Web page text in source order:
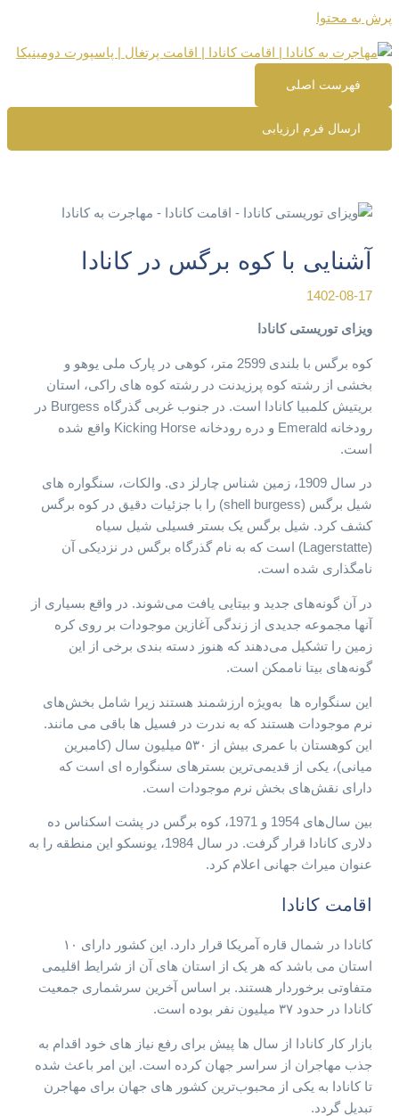
پرش به محتوا
فهرست اصلی
ارسال فرم ارزیابی
آشنایی با کوه برگس در کانادا
1402-08-17
ویزای توریستی کانادا
کوه برگس با بلندی 2599 متر، کوهی در پارک ملی یوهو و
بخشی از رشته کوه پرزیدنت در رشته کوه های راکی، استان
بریتیش کلمبیا ​​کانادا است. در جنوب غربی گذرگاه Burgess در
رودخانه Emerald و دره رودخانه Kicking Horse واقع شده
است.
در سال 1909، زمین شناس چارلز دی. والکات، سنگواره های
شیل برگس (shell burgess) را با جزئیات دقیق در کوه برگس
کشف کرد. شیل برگس یک بستر فسیلی شیل سیاه
(Lagerstatte) است که به نام گذرگاه برگس در نزدیکی آن
نامگذاری شده است.
در آن گونه‌های جدید و بیتایی یافت می‌شوند. در واقع بسیاری از
آنها مجموعه جدیدی از زندگی آغازین موجودات بر روی کره
زمین را تشکیل می‌دهند که هنوز دسته بندی برخی از این
گونه‌های بیتا ناممکن است.
این سنگواره ها به‌ویژه ارزشمند هستند زیرا شامل بخش‌های
نرم موجودات هستند که به ندرت در فسیل ها باقی می مانند.
این کوهستان با عمری بیش از ۵۳۰ میلیون سال (کامبرین
میانی)، یکی از قدیمی‌ترین بسترهای سنگواره ای است که
دارای نقش‌های بخش نرم موجودات است.
بین سال‌های 1954 و 1971، کوه برگس در پشت اسکناس ده
دلاری کانادا قرار گرفت. در سال 1984، یونسکو این منطقه را به
عنوان میراث جهانی اعلام کرد.
اقامت کانادا
کانادا در شمال قاره آمریکا قرار دارد. این کشور دارای ۱۰
استان می باشد که هر یک از استان های آن از شرایط اقلیمی
متفاوتی برخوردار هستند. بر اساس آخرین سرشماری جمعیت
کانادا در حدود ۳۷ میلیون نفر بوده است.
بازار کار کانادا از سال ها پیش برای رفع نیاز های خود اقدام به
جذب مهاجران از سراسر جهان کرده است. این امر باعث شده
تا کانادا به یکی از محبوب‌ترین کشور های جهان برای مهاجرن
تبدیل گردد.